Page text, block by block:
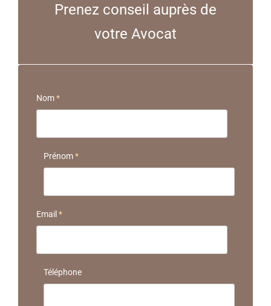
Prenez conseil auprès de
votre Avocat
Nom*
Prénom*
Email *
Téléphone